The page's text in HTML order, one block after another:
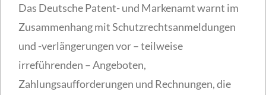
Das Deutsche Patent- und Markenamt warnt im
Zusammenhang mit Schutzrechtsanmeldungen
und -verlängerungen vor – teilweise
irreführenden – Angeboten,
Zahlungsaufforderungen und Rechnungen, die